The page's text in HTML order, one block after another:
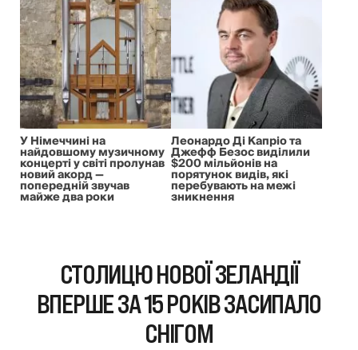
У Німеччині на
найдовшому музичному
концерті у світі пролунав
новий акорд —
попередній звучав
майже два роки
Леонардо Ді Капріо та
Джефф Безос виділили
$200 мільйонів на
порятунок видів, які
перебувають на межі
зникнення
СТОЛИЦЮ НОВОЇ ЗЕЛАНДІЇ
ВПЕРШЕ ЗА 15 РОКІВ ЗАСИПАЛО
СНІГОМ